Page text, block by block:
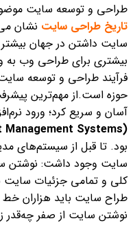
طراحی و توسعه سایت
تاریخ طراحی سایت نشان
سایت داشتن در جهان
بیشتری برای طراحی وب به
فرآیند طراحی و توسعه
حوزه است.از مهم‌ترین
آسان و سریع کرد؛ ورود
(
Management Systems
بود. تا قبل از سیستم‌های
کلی و تمامی جزئیات سایت
طراح سایت باید هزاران
نوشتن سایت از صفر چه‌قدر